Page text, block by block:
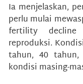
Ia menjelaskan,
perlu mulai
fertility decline
reproduksi.
tahun, 40
kondisi masing-